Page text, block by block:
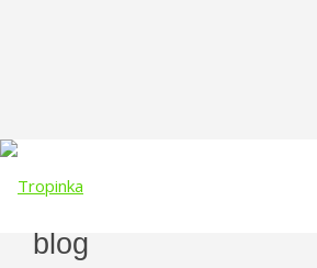
blog